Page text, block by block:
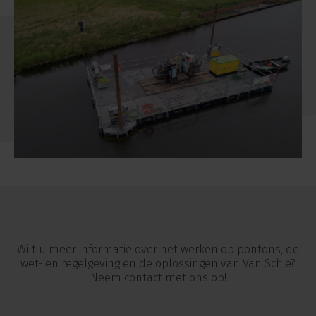
Wilt u meer informatie over het werken op pontons, de
wet- en regelgeving en de oplossingen van Van Schie?
Neem contact met ons op!